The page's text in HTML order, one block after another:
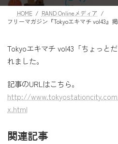
ッ
移
HOME
RAND Onlineメディア
フリーマガジン『Tokyoエキマチ vol43』
Tokyoエキマチ vol43「ちょっと
れました。
記事のURLはこちら。
http://
x.html
関連記事